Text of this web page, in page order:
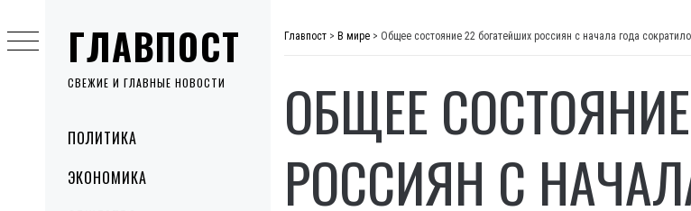
ГЛАВПОСТ
СВЕЖИЕ И ГЛАВНЫЕ НОВОСТИ
MenuПОЛИТИКА
ЭКОНОМИКА
to
content
Главпост > В мире > Общее состояние 22 богатейших россиян с начала года
ОБЩЕЕ
РОССИЯН С